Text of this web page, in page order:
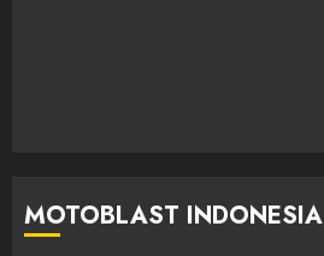
MOTOBLAST INDONESIA